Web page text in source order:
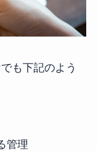
も下記のよう
管理